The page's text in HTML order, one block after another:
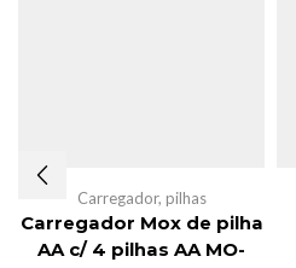
Carregador, pilhas
Carregador Mox de pilha
AA c/ 4 pilhas AA MO-